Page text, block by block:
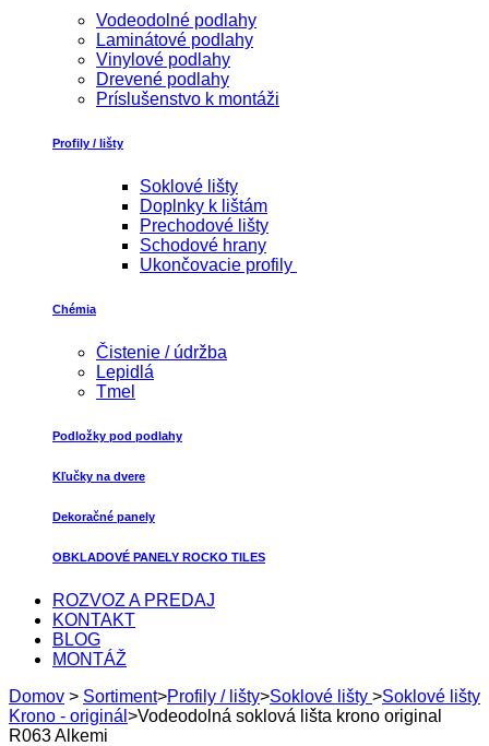
Vodeodolné podlahy
Laminátové podlahy
Vinylové podlahy
Drevené podlahy
Príslušenstvo k montáži
Profily / lišty
Soklové lišty
Doplnky k lištám
Prechodové lišty
Schodové hrany
Ukončovacie profily
Chémia
Čistenie / údržba
Lepidlá
Tmel
Podložky pod podlahy
Kľučky na dvere
Dekoračné panely
OBKLADOVÉ PANELY ROCKO TILES
ROZVOZ A PREDAJ
KONTAKT
BLOG
MONTÁŽ
Domov > Sortiment>Profily / lišty>Soklové lišty >Soklové lišty
Krono - originál >Vodeodolná soklová lišta krono original
R063 Alkemi